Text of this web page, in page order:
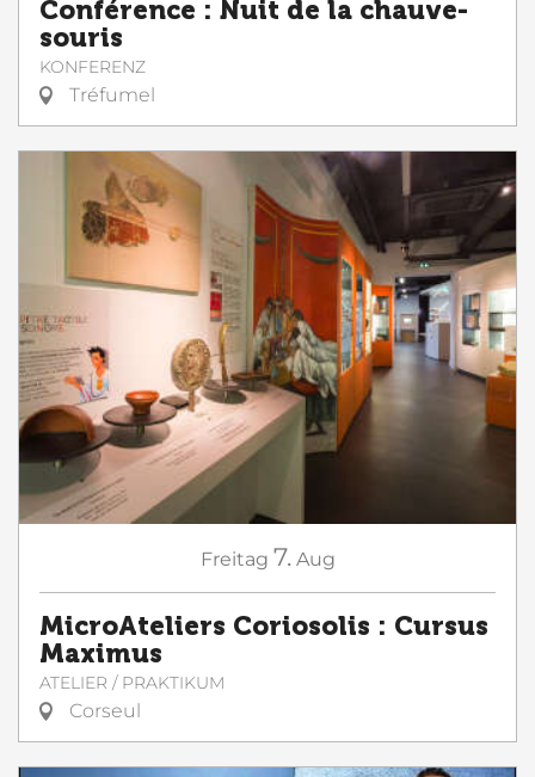
Conférence : Nuit de la chauve-
souris
KONFERENZ
Tréfumel
Freitag 7. Aug
MicroAteliers Coriosolis : Cursus
Maximus
ATELIER / PRAKTIKUM
Corseul